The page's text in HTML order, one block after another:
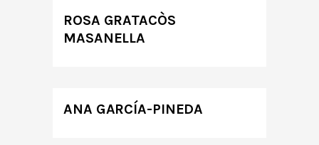
ROSA GRATACÒS
MASANELLA
ANA GARCÍA-PINEDA